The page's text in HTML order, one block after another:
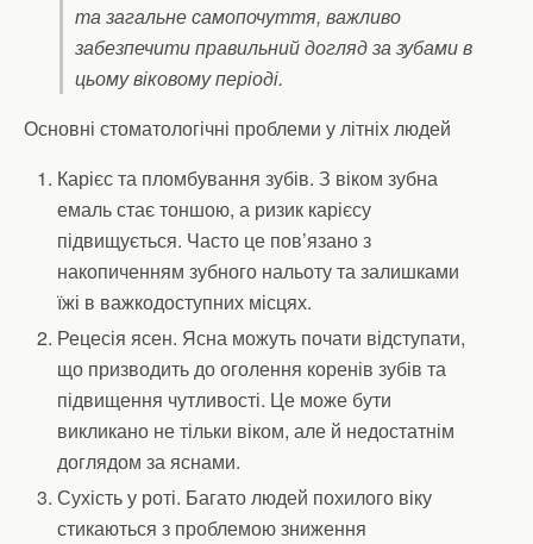
та загальне самопочуття, важливо
забезпечити правильний догляд за зубами в
цьому віковому періоді.
Основні стоматологічні проблеми у літніх людей
Карієс та пломбування зубів. З віком зубна
емаль стає тоншою, а ризик карієсу
підвищується. Часто це пов’язано з
накопиченням зубного нальоту та залишками
їжі в важкодоступних місцях.
Рецесія ясен. Ясна можуть почати відступати,
що призводить до оголення коренів зубів та
підвищення чутливості. Це може бути
викликано не тільки віком, але й недостатнім
доглядом за яснами.
Сухість у роті. Багато людей похилого віку
стикаються з проблемою зниження